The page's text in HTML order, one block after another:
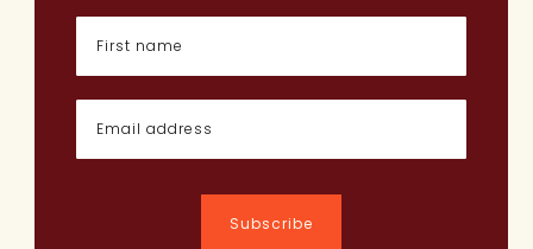
Nieuwe parfums
Perfume Finder
Wat is oudh?
Hoe breng ik parfum aan?
Poederige parfums
Subscribe